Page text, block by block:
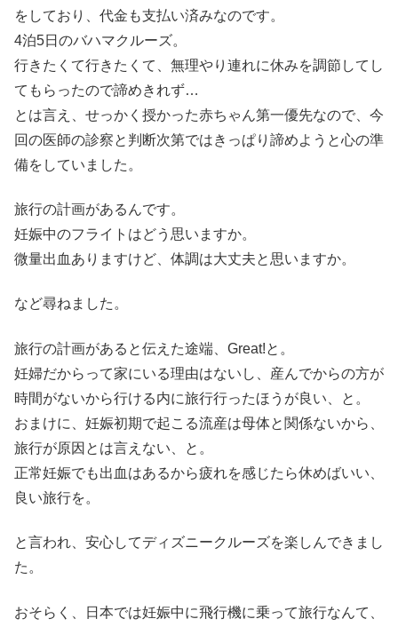
をしており、代金も支払い済みなのです。
4泊5日のバハマクルーズ。
行きたくて行きたくて、無理やり連れに休みを調節してし
てもらったので諦めきれず…
とは言え、せっかく授かった赤ちゃん第一優先なので、今
回の医師の診察と判断次第ではきっぱり諦めようと心の準
備をしていました。
旅行の計画があるんです。
妊娠中のフライトはどう思いますか。
微量出血ありますけど、体調は大丈夫と思いますか。
など尋ねました。
旅行の計画があると伝えた途端、Great!と。
妊婦だからって家にいる理由はないし、産んでからの方が
時間がないから行ける内に旅行行ったほうが良い、と。
おまけに、妊娠初期で起こる流産は母体と関係ないから、
旅行が原因とは言えない、と。
正常妊娠でも出血はあるから疲れを感じたら休めばいい、
良い旅行を。
と言われ、安心してディズニークルーズを楽しんできまし
た。
おそらく、日本では妊娠中に飛行機に乗って旅行なんて、